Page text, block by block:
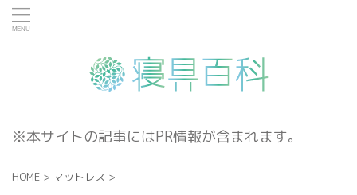
※本サイトの記事にはPR情報が含まれます。
HOME > マットレス >